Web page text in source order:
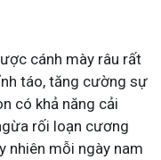
cánh mày râu rất
táo, tăng cường sự
có khả năng cải
rối loạn cương
nhiên mỗi ngày nam